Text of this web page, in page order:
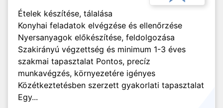
Ételek készítése, tálalása
Konyhai feladatok elvégzése és ellenőrzése
Nyersanyagok előkészítése, feldolgozása
Szakirányú végzettség és minimum 1-3 éves
szakmai tapasztalat Pontos, precíz
munkavégzés, környezetére igényes
Közétkeztetésben szerzett gyakorlati tapasztalat
Egy...